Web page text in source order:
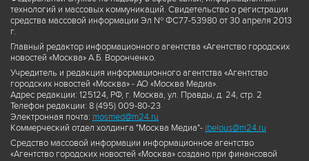
технологий и массовых коммуникаций. Свидетельство о регистрации
средства массовой информации Эл № ФС77-53980 от 30 апреля 2013
г.
Главный редактор информационного агентства «Агентство городских
новостей «Москва» А.Б. Воронченко.
Учредитель и редакция информационного агентства «Агентство
городских новостей «Москва» - АО «Москва Медиа».
Адрес редакции: 125124, РФ, г. Москва, ул. Правды, д. 24, стр. 2
Телефон редакции: 8 (495) 009-80-23
Электронная почта: mosmed@m24.ru
Коммерческий отдел холдинга "Москва Медиа"- ibelous@m24.ru
Средство массовой информации информационное агентство
«Агентство городских новостей «Москва» создано при финансовой